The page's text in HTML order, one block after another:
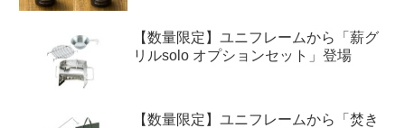
【数量限定】ユニフレームから「薪グ
リルsolo オプションセット」登場
【数量限定】ユニフレームから「焚き